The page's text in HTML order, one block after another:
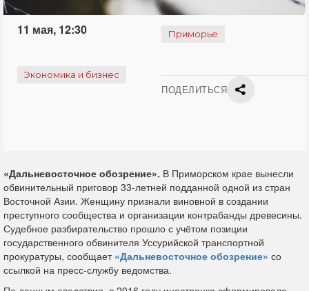
11 мая, 12:30 Приморье
Экономика и бизнес
ПОДЕЛИТЬСЯ
«Дальневосточное обозрение». В Приморском крае вынесли
обвинительный приговор 33-летней подданной одной из стран
Восточной Азии. Женщину признали виновной в создании
преступного сообщества и организации контрабанды древесины.
Судебное разбирательство прошло с учётом позиции
государственного обвинителя Уссурийской транспортной
прокуратуры, сообщает «Дальневосточное обозрение» со
ссылкой на пресс-службу ведомства.